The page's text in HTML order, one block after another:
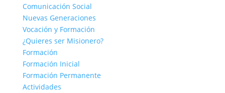
Comunicación Social
Nuevas Generaciones
Vocación y Formación
¿Quieres ser Misionero?
Formación
Formación Inicial
Formación Permanente
Actividades